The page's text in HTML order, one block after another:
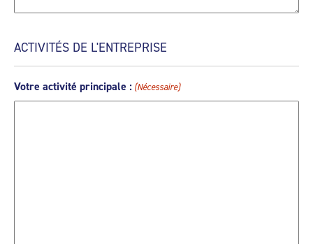
ACTIVITÉS DE L'ENTREPRISE
Votre activité principale : (Nécessaire)